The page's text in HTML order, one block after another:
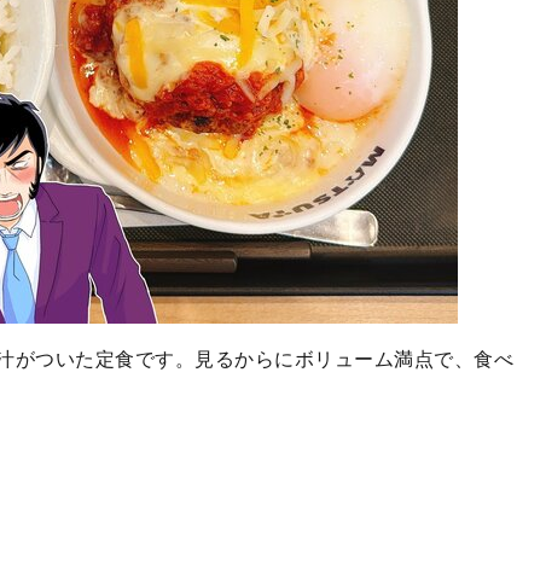
がついた定食です。見るからにボリューム満点で、食べ